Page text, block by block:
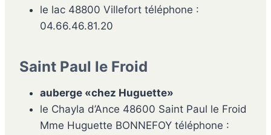
le lac 48800 Villefort téléphone :
04.66.46.81.20
Saint Paul le Froid
auberge «chez Huguette»
le Chayla d’Ance 48600 Saint Paul le Froid
Mme Huguette BONNEFOY téléphone :